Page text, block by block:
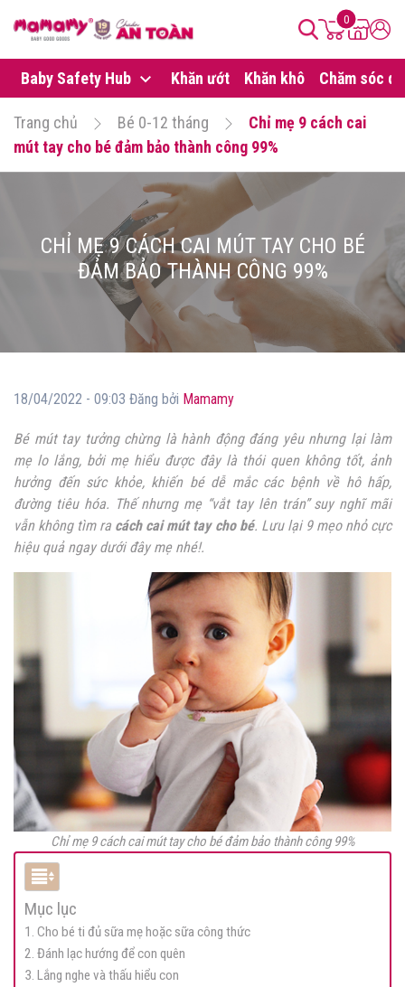
0
Baby Safety Hub Khăn ướt Khăn khô Chăm sóc da
Trang chủ Bé 0-12 tháng
Chỉ mẹ 9 cách cai
mút tay cho bé đảm bảo thành công 99%
CHỈ MẸ 9 CÁCH CAI MÚT TAY CHO BÉ
ĐẢM BẢO THÀNH CÔNG 99%
18/04/2022 - 09:03 Đăng bởi Mamamy
Bé mút tay tưởng chừng là hành động đáng yêu nhưng lại làm
mẹ lo lắng, bởi mẹ hiểu được đây là thói quen không tốt, ảnh
hưởng đến sức khỏe, khiến bé dễ mắc các bệnh về hô hấp,
đường tiêu hóa. Thế nhưng mẹ “vắt tay lên trán” suy nghĩ mãi
vẫn không tìm ra cách cai mút tay cho bé. Lưu lại 9 mẹo nhỏ cực
hiệu quả ngay dưới đây mẹ nhé!.
Chỉ mẹ 9 cách cai mút tay cho bé đảm bảo thành công 99%
Mục lục
1. Cho bé ti đủ sữa mẹ hoặc sữa công thức
2. Đánh lạc hướng để con quên
3. Lắng nghe và thấu hiểu con